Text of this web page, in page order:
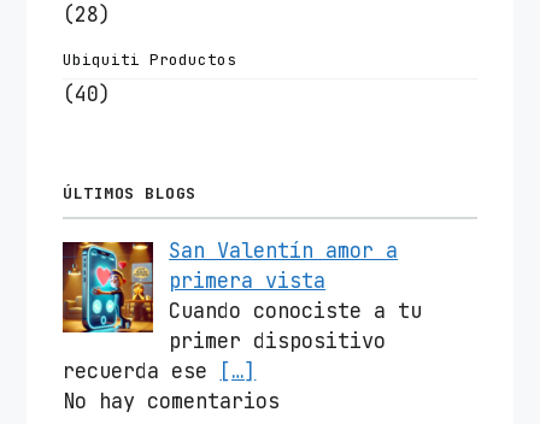
(28)
Ubiquiti Productos
(40)
ÚLTIMOS BLOGS
San Valentín amor a
primera vista
Cuando conociste a tu
primer dispositivo
recuerda ese
[…]
No hay comentarios